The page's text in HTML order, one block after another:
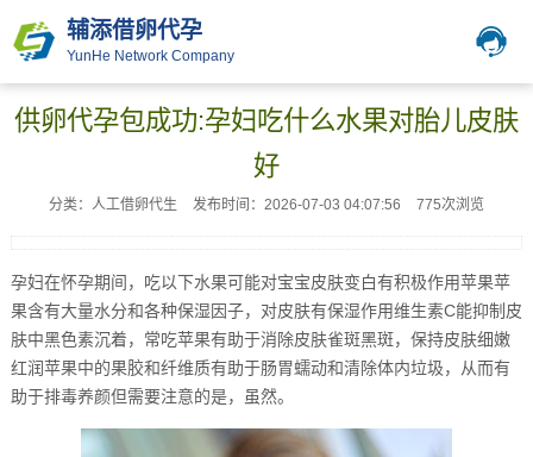
辅添借卵代孕
YunHe Network Company
供卵代孕包成功:孕妇吃什么水果对胎儿皮肤
好
分类：人工借卵代生 发布时间：2026-07-03 04:07:56 775次浏览
孕妇在怀孕期间，吃以下水果可能对宝宝皮肤变白有积极作用苹果苹
果含有大量水分和各种保湿因子，对皮肤有保湿作用维生素C能抑制皮
肤中黑色素沉着，常吃苹果有助于消除皮肤雀斑黑斑，保持皮肤细嫩
红润苹果中的果胶和纤维质有助于肠胃蠕动和清除体内垃圾，从而有
助于排毒养颜但需要注意的是，虽然。